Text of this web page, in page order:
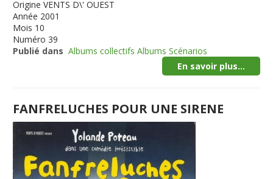
Origine VENTS D\' OUEST
Année 2001
Mois 10
Numéro 39
Publié dans Albums collectifs Albums Scénarios
En savoir plus...
FANFRELUCHES POUR UNE SIRENE